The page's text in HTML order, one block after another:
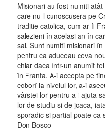
Misionari au fost numiti
care nu-l cunoscusera pe
traditie catolica, cum ar fi
salezieni în acelasi an în
sai. Sunt numiti misionari
pentru ca aduceau ceva
chiar daca într-un anumit
în Franta. A-i accepta pe
coborî la nivelul lor, a-i
vârstei lor pentru a-i ajuta
lor de studiu si de joaca,
sporadic si partial poate ca
Don Bosco.